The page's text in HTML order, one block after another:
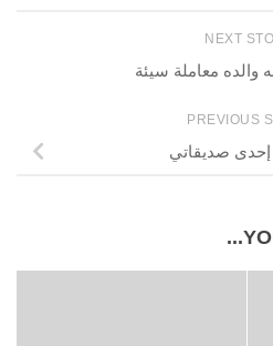
NEXT
والده معاملة سيئة
PREVIOUS
صديقاتي